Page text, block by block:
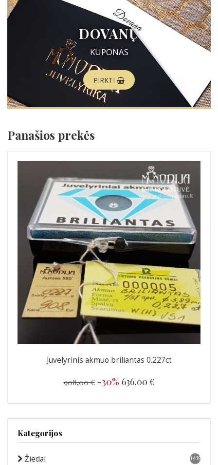
DOVANŲ
KUPONAS
PIRKTI
Panašios prekės
Juvelyrinis akmuo briliantas 0.227ct
908,00 € -30% 636,00 €
Kategorijos
Žiedai 1418